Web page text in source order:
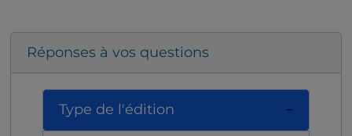
Réponses à vos questions
Type de l'édition